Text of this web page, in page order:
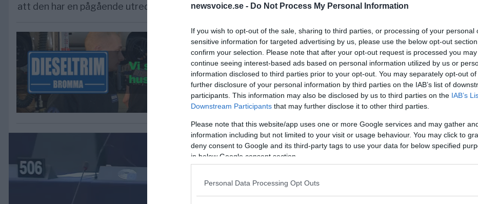
newsvoice.se - Do Not Process My Personal Information
If you wish to opt-out of the sale, sharing to third parties, or processing of your personal
sensitive information for targeted advertising by us, please use the below opt-out
confirm your selection. Please note that after your opt-out request is processed you may
continue seeing interest-based ads based on personal information utilized by us or
information disclosed to third parties prior to your opt-out. You may separately opt-out of
further disclosure of your personal information by third parties on the IAB’s list of
participants. This information may also be disclosed by us to third parties on the IAB’s
Downstream Participants that may further disclose it to other third parties.
Please note that this website/app uses one or more Google services and may gather
information including but not limited to your visit or usage behaviour. You may click to
deny consent to Google and its third-party tags to use your data for below specified
in below Google consent section.
Personal Data Processing Opt Outs
att den har en pågående utredning om
Tankesmedjan
Kreaprenör: En plan
för Sverige är redan